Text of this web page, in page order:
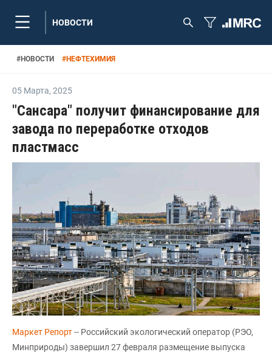
НОВОСТИ
#НОВОСТИ #НЕФТЕХИМИЯ
05 Марта, 2025
"Сансара" получит финансирование для
завода по переработке отходов
пластмасс
Маркет Репорт-- Российский экологический оператор (РЭО,
Минприроды) завершил 27 февраля размещение выпуска